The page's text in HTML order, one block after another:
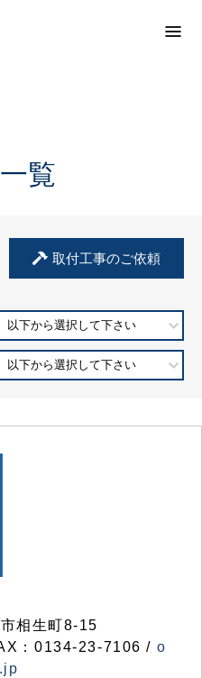
覧
取付工事のご依頼
以下から選択して下さい
以下から選択して下さい
相生町8-15
：0134-23-7106 / o